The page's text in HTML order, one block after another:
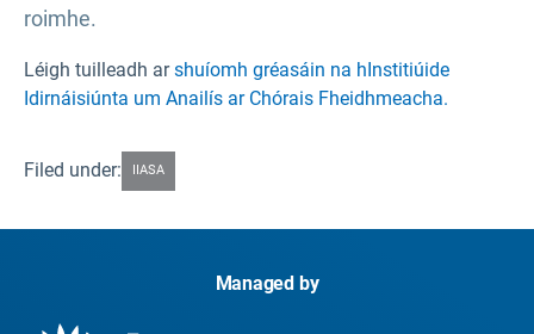
roimhe.
Léigh tuilleadh arshuíomh gréasáin na hInstitiúide
Idirnáisiúnta um Anailís ar Chórais Fheidhmeacha.
Filed under: IIASA
Managed by